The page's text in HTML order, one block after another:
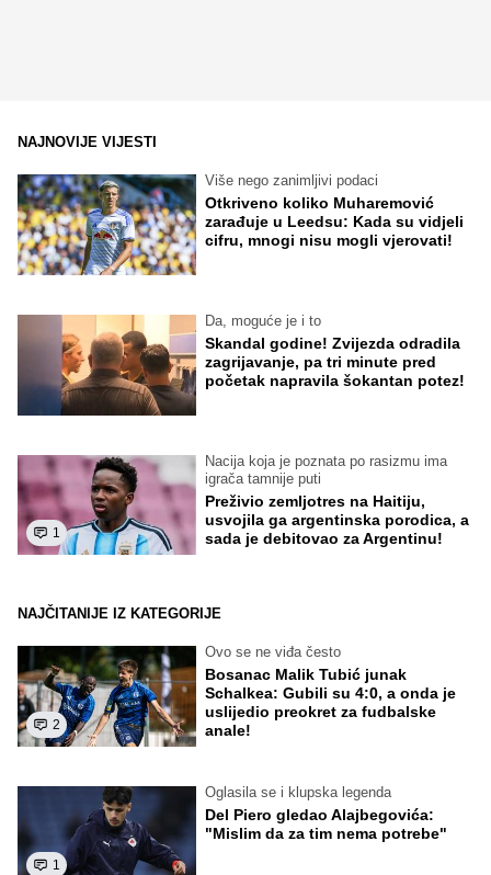
NAJNOVIJE VIJESTI
Više nego zanimljivi podaci
Otkriveno koliko Muharemović
zarađuje u Leedsu: Kada su vidjeli
cifru, mnogi nisu mogli vjerovati!
Da, moguće je i to
Skandal godine! Zvijezda odradila
zagrijavanje, pa tri minute pred
početak napravila šokantan potez!
1
Nacija koja je poznata po rasizmu ima
igrača tamnije puti
Preživio zemljotres na Haitiju,
usvojila ga argentinska porodica, a
sada je debitovao za Argentinu!
NAJČITANIJE IZ KATEGORIJE
2
Ovo se ne viđa često
Bosanac Malik Tubić junak
Schalkea: Gubili su 4:0, a onda je
uslijedio preokret za fudbalske
anale!
1
Oglasila se i klupska legenda
Del Piero gledao Alajbegovića:
"Mislim da za tim nema potrebe"